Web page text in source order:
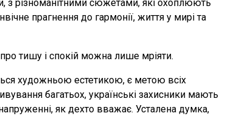
з різноманітними сюжетами, які охоплюють
прагнення до гармонії, життя у мирі та
тишу і спокій можна лише мріяти.
художньою естетикою, є метою всіх
багатьох, українські захисники мають
як дехто вважає. Усталена думка,